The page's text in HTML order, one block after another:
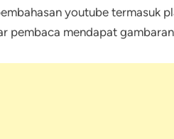
youtube termasuk
pembaca mendapat